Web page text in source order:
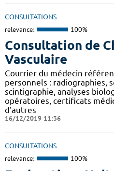
CONSULTATIONS
relevance: 100%
Consultation de
Vasculaire
Courrier du médecin
personnels : radiographies,
scintigraphie, analyses
opératoires, certificats
d'autres
16/12/2019 11:36
CONSULTATIONS
relevance: 100%